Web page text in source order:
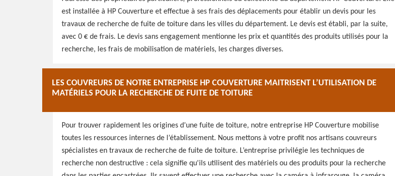
est installée à HP Couverture et effectue à ses frais des déplacements pour établir un devis pour les
travaux de recherche de fuite de toiture dans les villes du département. Le devis est établi, par la suite,
avec 0 € de frais. Le devis sans engagement mentionne les prix et quantités des produits utilisés pour la
recherche, les frais de mobilisation de matériels, les charges diverses.
LES COUVREURS DE NOTRE ENTREPRISE HP COUVERTURE MAITRISENT L’UTILISATION DE
MATÉRIELS POUR LA RECHERCHE DE FUITE DE TOITURE
Pour trouver rapidement les origines d’une fuite de toiture, notre entreprise HP Couverture mobilise
toutes les ressources internes de l’établissement. Nous mettons à votre profit nos artisans couvreurs
spécialistes en travaux de recherche de fuite de toiture. L’entreprise privilégie les techniques de
recherche non destructive : cela signifie qu'ils utilisent des matériels ou des produits pour la recherche